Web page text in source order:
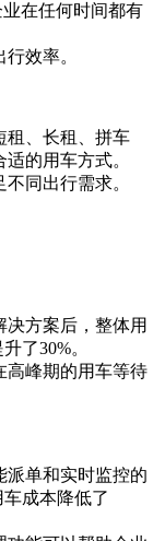
在任何时间都有
效率。
租、长租、拼车
的用车方式。
同出行需求。
方案后，整体用
了30%。
高峰期的用车等待
派单和实时监控的
成本降低了